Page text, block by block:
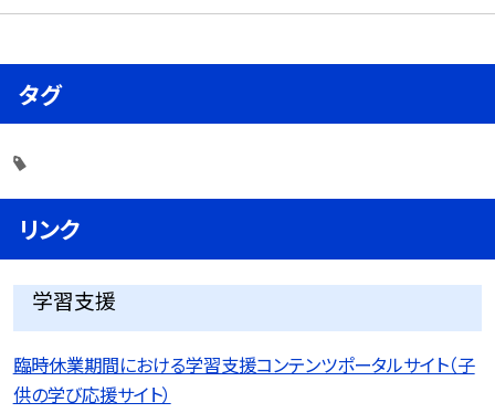
タグ
リンク
学習支援
臨時休業期間における学習支援コンテンツポータルサイト（子
供の学び応援サイト）